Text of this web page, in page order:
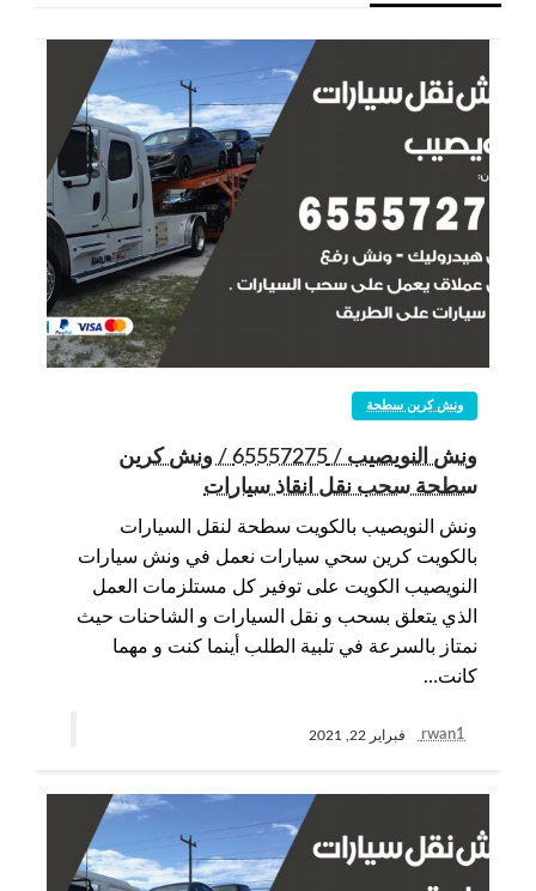
ونش كرين سطحة
ونش النويصيب / 65557275 / ونش كرين
سطحة سحب نقل انقاذ سيارات
ونش النويصيب بالكويت سطحة لنقل السيارات
بالكويت كرين سحي سيارات نعمل في ونش سيارات
النويصيب الكويت على توفير كل مستلزمات العمل
الذي يتعلق بسحب و نقل السيارات و الشاحنات حيث
نمتاز بالسرعة في تلبية الطلب أينما كنت و مهما
كانت…
rwan1 فبراير 22, 2021